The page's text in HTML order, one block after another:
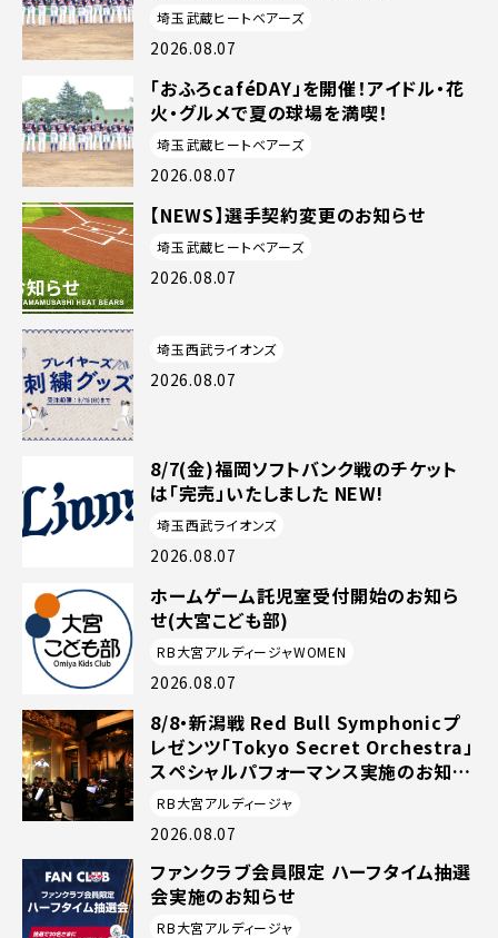
埼玉武蔵ヒートベアーズ
2026.08.07
「おふろcaféDAY」を開催！アイドル・花
火・グルメで夏の球場を満喫！
埼玉武蔵ヒートベアーズ
2026.08.07
【NEWS】選手契約変更のお知らせ
埼玉武蔵ヒートベアーズ
2026.08.07
埼玉西武ライオンズ
2026.08.07
8/7(金)福岡ソフトバンク戦のチケット
は「完売」いたしました NEW!
埼玉西武ライオンズ
2026.08.07
ホームゲーム託児室受付開始のお知ら
せ(大宮こども部)
RB大宮アルディージャWOMEN
2026.08.07
8/8・新潟戦 Red Bull Symphonicプ
レゼンツ「Tokyo Secret Orchestra」
スペシャルパフォーマンス実施のお知ら
せ
RB大宮アルディージャ
2026.08.07
ファンクラブ会員限定 ハーフタイム抽選
会実施のお知らせ
RB大宮アルディージャ